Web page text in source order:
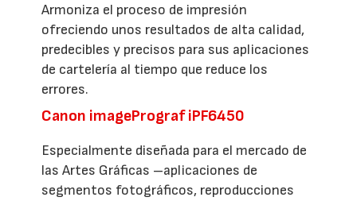
Armoniza el proceso de impresión
ofreciendo unos resultados de alta calidad,
predecibles y precisos para sus aplicaciones
de cartelería al tiempo que reduce los
errores.
Canon imagePrograf iPF6450
Especialmente diseñada para el mercado de
las Artes Gráficas –aplicaciones de
segmentos fotográficos, reproducciones